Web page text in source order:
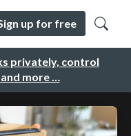
privately, control
more …
up for free